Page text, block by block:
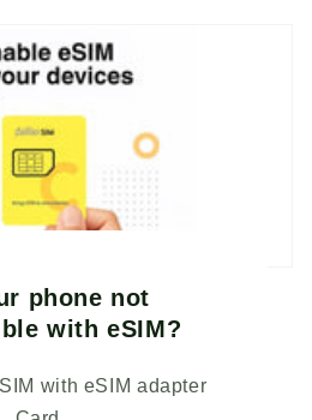
phone not
with eSIM?
with eSIM adapter